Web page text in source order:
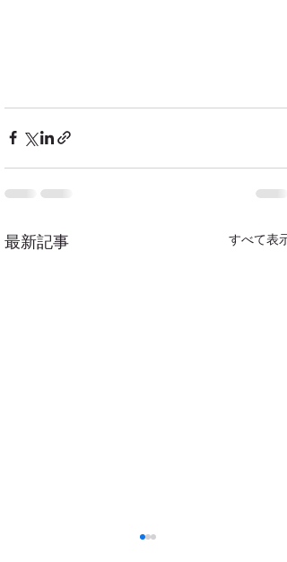
最新記事 すべて表示